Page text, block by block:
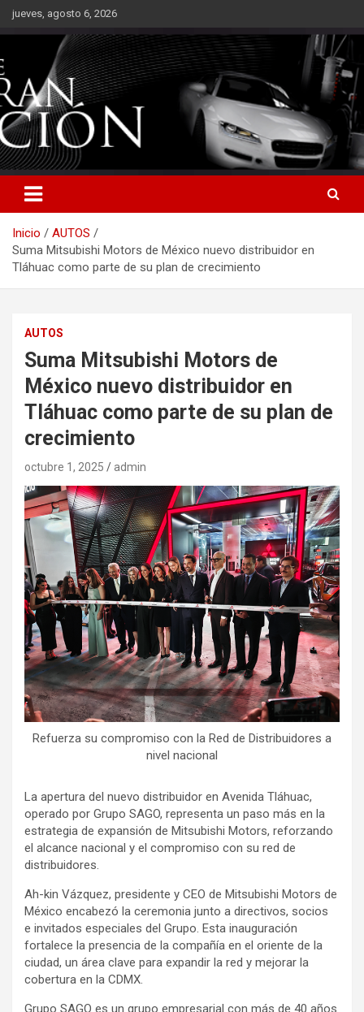
Saltarjueves, agosto 6, 2026
Inicio
AUTOS
Suma Mitsubishi Motors de México nuevo distribuidor en
Tláhuac como parte de su plan de crecimiento
AUTOS
Suma Mitsubishi Motors de
México nuevo distribuidor en
Tláhuac como parte de su plan de
crecimiento
octubre 1, 2025 admin
Refuerza su compromiso con la Red de Distribuidores a
nivel nacional
La apertura del nuevo distribuidor en Avenida Tláhuac,
operado por Grupo SAGO, representa un paso más en la
estrategia de expansión de Mitsubishi Motors, reforzando
el alcance nacional y el compromiso con su red de
distribuidores.
Ah-kin Vázquez, presidente y CEO de Mitsubishi Motors de
México encabezó la ceremonia junto a directivos, socios
e invitados especiales del Grupo. Esta inauguración
fortalece la presencia de la compañía en el oriente de la
ciudad, un área clave para expandir la red y mejorar la
cobertura en la CDMX.
Grupo SAGO es un grupo empresarial con más de 40 años